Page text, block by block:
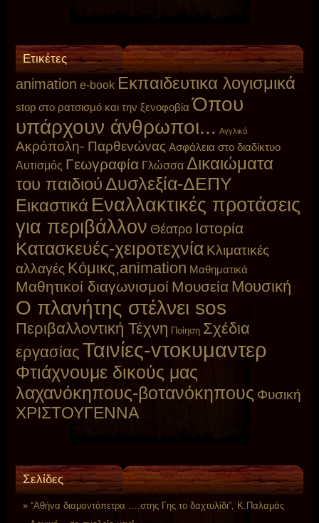
Ετικέτες
animation e-book Eκπαιδευτικα λογισμικά
stop στο ρατσισμό και την ξενοφοβία Όπου
υπάρχουν άνθρωποι... Αγγλικά
Ακρόπολη- Παρθενώνας Ασφάλεια στο διαδίκτυο
Αυτισμός Γεωγραφία Γλώσσα Δικαιώματα
του παιδιού Δυσλεξία-ΔΕΠΥ
Εικαστικά Εναλλακτικές προτάσεις
για περιβάλλον Θέατρο Ιστορία
Κατασκευές-χειροτεχνία Κλιματικές
αλλαγές Κόμικς,animation Μαθηματικά
Μαθητικοί διαγωνισμοί Μουσεία Μουσική
Ο πλανήτης στέλνει sos
Περιβαλλοντική Τέχνη Ποίηση Σχέδια
εργασίας Ταινίες-vτοκυμαντερ
Φτιάχνουμε δικούς μας
λαχανόκηπους-βοτανόκηπους Φυσική
ΧΡΙΣΤΟΥΓΕΝΝΑ
Σελίδες
“Αθήνα διαμαντόπετρα ….στης Γης το δαχτυλίδι”, Κ.Παλαμάς